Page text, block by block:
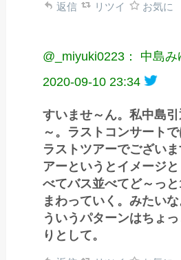
返信 リツイ お気に
@_miyuki0223： 中島
2020-09-10 23:34
すいませ～ん。私中島
～。ラストコンサートで
ラストツアーでござい
アーというとイメージ
べてバス並べてど～っ
まわっていく。みたい
ういうパターンはちょ
りとして。